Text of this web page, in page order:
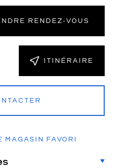
RENDEZ‑VOUS
ITINÉRAIRE
MAGASIN FAVORI